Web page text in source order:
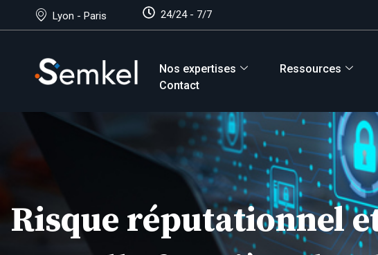
Lyon - Paris 24/24 - 7/7
Nos expertises Ressources
Contact
Risque réputationnel